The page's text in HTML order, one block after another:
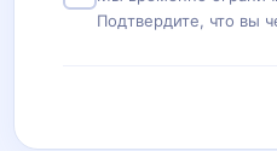
Подтвердите, что вы